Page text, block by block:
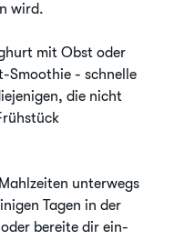
wird.
mit Obst oder
Smoothie - schnelle
die nicht
unterwegs
Tagen in der
bereite dir ein-